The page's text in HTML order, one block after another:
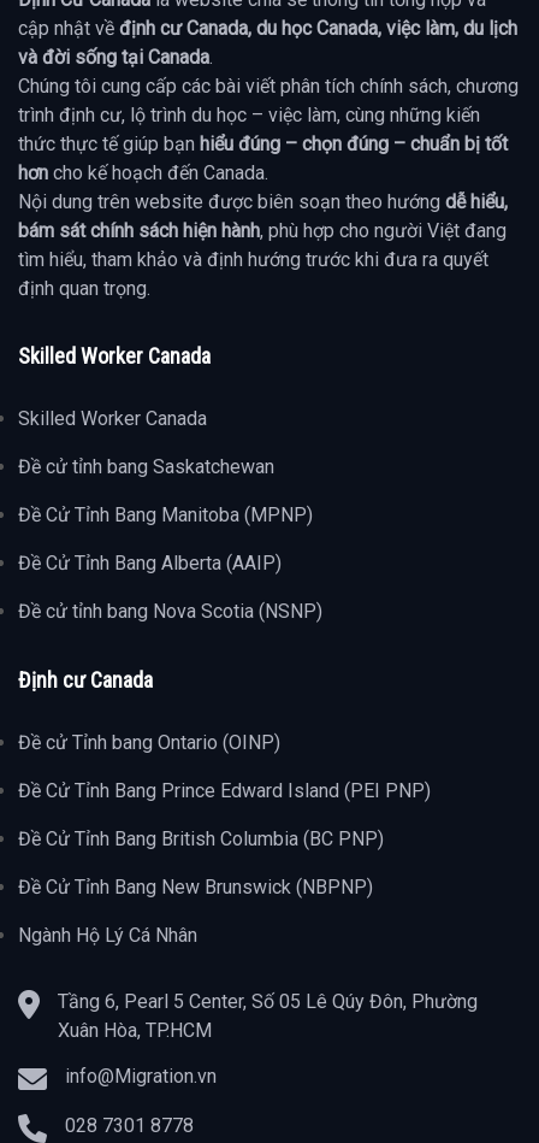
cập nhật về định cư Canada, du học Canada, việc làm, du lịch
và đời sống tại Canada.
Chúng tôi cung cấp các bài viết phân tích chính sách, chương
trình định cư, lộ trình du học – việc làm, cùng những kiến
thức thực tế giúp bạn hiểu đúng – chọn đúng – chuẩn bị tốt
hơn cho kế hoạch đến Canada.
Nội dung trên website được biên soạn theo hướng dễ hiểu,
bám sát chính sách hiện hành, phù hợp cho người Việt đang
tìm hiểu, tham khảo và định hướng trước khi đưa ra quyết
định quan trọng.
Skilled Worker Canada
Skilled Worker Canada
Đề cử tỉnh bang Saskatchewan
Đề Cử Tỉnh Bang Manitoba (MPNP)
Đề Cử Tỉnh Bang Alberta (AAIP)
Đề cử tỉnh bang Nova Scotia (NSNP)
Định cư Canada
Đề cử Tỉnh bang Ontario (OINP)
Đề Cử Tỉnh Bang Prince Edward Island (PEI PNP)
Đề Cử Tỉnh Bang British Columbia (BC PNP)
Đề Cử Tỉnh Bang New Brunswick (NBPNP)
Ngành Hộ Lý Cá Nhân
Tầng 6, Pearl 5 Center, Số 05 Lê Qúy Đôn, Phường
Xuân Hòa, TP.HCM
info@Migration.vn
028 7301 8778